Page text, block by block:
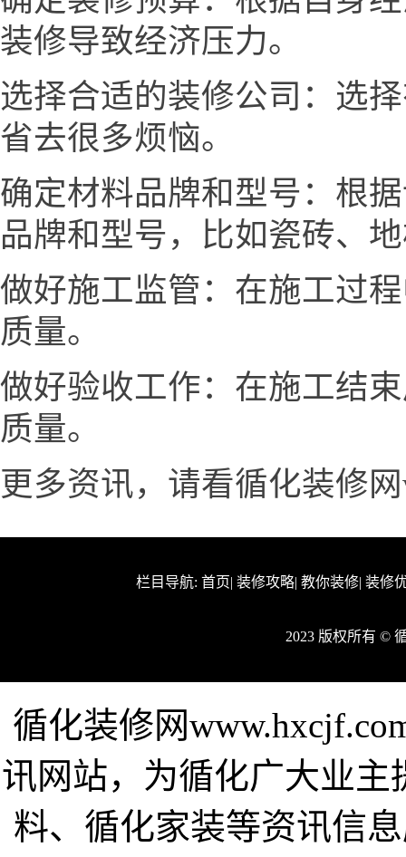
装修导致经济压力。
选择合适的装修公司：选
省去很多烦恼。
确定材料品牌和型号：根
品牌和型号，比如瓷砖、
做好施工监管：在施工过
质量。
做好验收工作：在施工结
质量。
更多资讯，请看循化装修
栏目导航: 首页| 装修攻略| 教你装修| 装修
2023 版权所有 ©
循化装修网
讯网站，为循化广大业
料、循化家装等资讯信